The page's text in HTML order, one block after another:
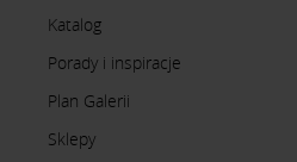
Katalog
Porady i inspiracje
Plan Galerii
Sklepy